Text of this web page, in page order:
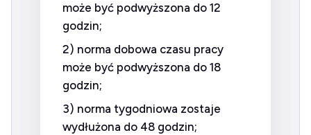
może być podwyższona do 12
godzin;
2) norma dobowa czasu pracy
może być podwyższona do 18
godzin;
3) norma tygodniowa zostaje
wydłużona do 48 godzin;